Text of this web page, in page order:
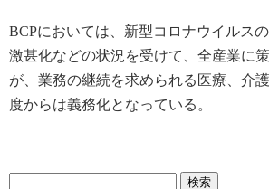
BCPにおいては、新型コロナウイルス
激甚化などの状況を受けて、全産業に
が、業務の継続を求められる医療、介
度からは義務化となっている。